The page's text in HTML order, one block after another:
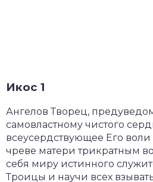
Икос 1
Ангелов Творец,
самовластному чистого
всеусердствующее Его
чреве матери трикратным
себя миру истинного
Троицы и научи всех